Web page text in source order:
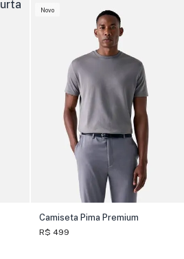
Novo
Camiseta Pima Premium
R$ 499